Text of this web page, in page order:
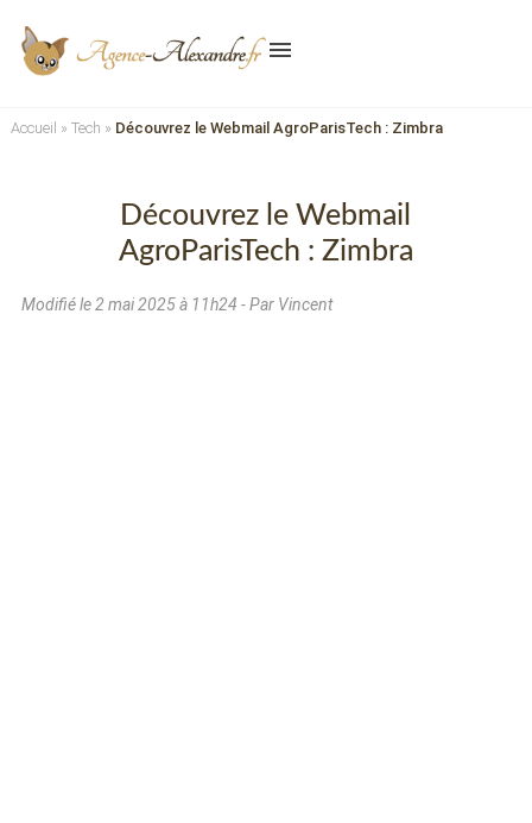
menu
Accueil » Tech » Découvrez le Webmail AgroParisTech : Zimbra
Découvrez le Webmail
AgroParisTech : Zimbra
Modifié le2 mai 2025 à 11h24 - Par Vincent